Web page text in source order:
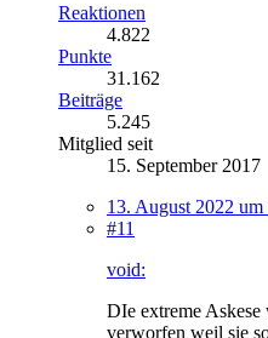
Reaktionen
4.822
Punkte
31.162
Beiträge
5.245
Mitglied seit
15. September 2017
13. August 2022 um
#11
void:
DIe extreme
verworfen weil sie